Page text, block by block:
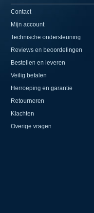
Contact
Mijn account
Technische ondersteuning
Reviews en beoordelingen
Bestellen en leveren
Veilig betalen
Herroeping en garantie
Retourneren
Klachten
Overige vragen